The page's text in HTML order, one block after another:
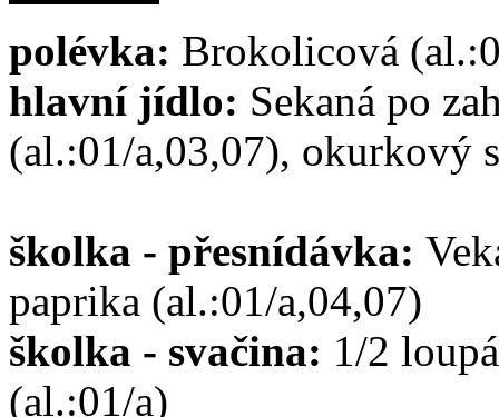
polévka: Brokolicová
hlavní jídlo: Sekaná po
(al.:01/a,03,07), okurkový
školka - přesnídávka:
paprika (al.:01/a,04,07)
školka - svačina: 1/2
(al.:01/a)